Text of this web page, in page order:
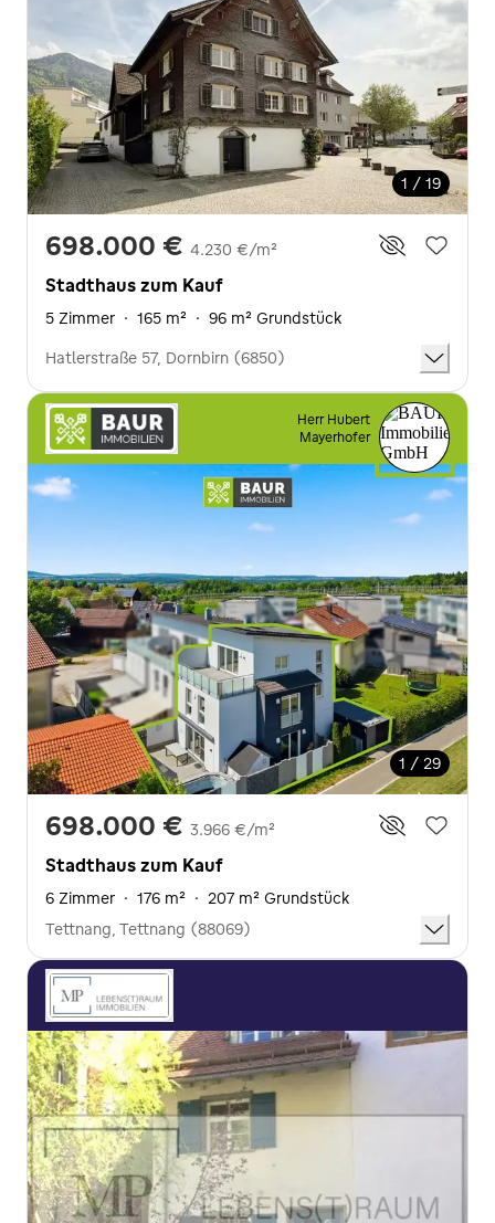
1 / 19
698.000 € 4.230 €/m²
Stadthaus zum Kauf
5 Zimmer · 165 m² · 96 m² Grundstück
Hatlerstraße 57, Dornbirn (6850)
Herr Hubert
Mayerhofer
1 / 29
698.000 € 3.966 €/m²
Stadthaus zum Kauf
6 Zimmer · 176 m² · 207 m² Grundstück
Tettnang, Tettnang (88069)